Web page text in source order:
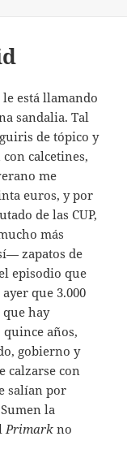
está llamando
sandalia. Tal
de tópico y
calcetines,
me
euros, y por
de las CUP,
más
zapatos de
episodio que
que 3.000
hay
quince años,
gobierno y
calzarse con
salían por
la
Primark no